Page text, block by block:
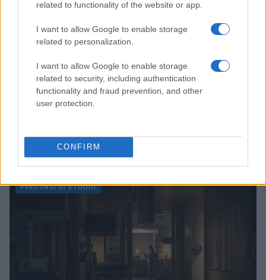
related to functionality of the website or app.
I want to allow Google to enable storage
related to personalization.
I want to allow Google to enable storage
related to security, including authentication
functionality and fraud prevention, and other
user protection.
CONFIRM
Scelte consapevoli: come orientarsi nel mondo del
lavoro e della formazione
Edoardo Marchesi · 6 Ago 2026
PERCORSI DI STUDIO